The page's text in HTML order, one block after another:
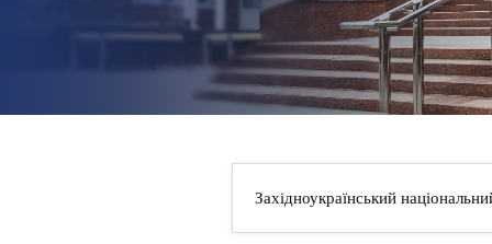
Західноукраїнський